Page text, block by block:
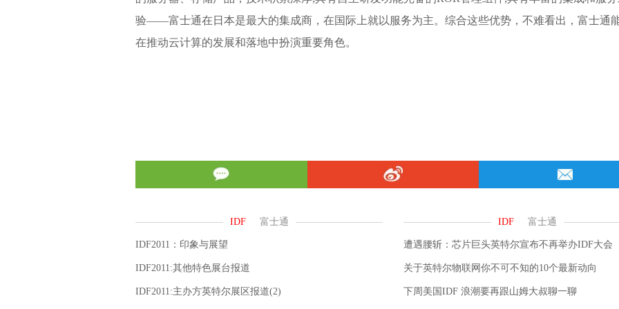
验——富士通在日本是最大的集成商，在国际上就以服务为主。综合这些优势，不难看出，富士通
在推动云计算的发展和落地中扮演重要角色。
IDF2011：印象与展望
IDF2011:其他特色展台报道
IDF2011:主办方英特尔展区报道(2)
遭遇腰斩：芯片巨头英特尔宣布不再举办IDF大会
关于英特尔物联网你不可不知的10个最新动向
下周美国IDF 浪潮要再跟山姆大叔聊一聊